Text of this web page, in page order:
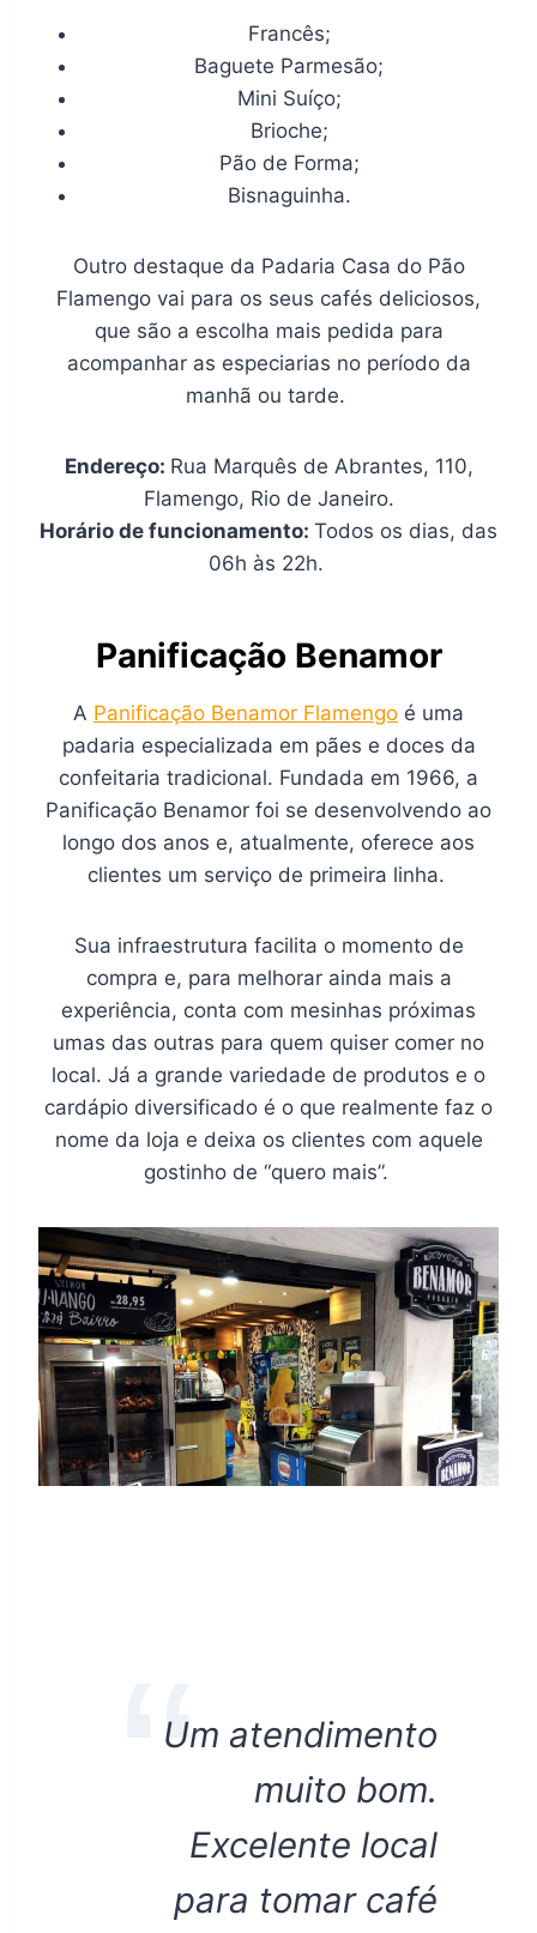
Francês;
Baguete Parmesão;
Mini Suíço;
Brioche;
Pão de Forma;
Bisnaguinha.
Outro destaque da Padaria Casa do Pão
Flamengo vai para os seus cafés deliciosos,
que são a escolha mais pedida para
acompanhar as especiarias no período da
manhã ou tarde.
Endereço: Rua Marquês de Abrantes, 110,
Flamengo, Rio de Janeiro.
Horário de funcionamento: Todos os dias, das
06h às 22h.
Panificação Benamor
A Panificação Benamor Flamengo é uma
padaria especializada em pães e doces da
confeitaria tradicional. Fundada em 1966, a
Panificação Benamor foi se desenvolvendo ao
longo dos anos e, atualmente, oferece aos
clientes um serviço de primeira linha.
Sua infraestrutura facilita o momento de
compra e, para melhorar ainda mais a
experiência, conta com mesinhas próximas
umas das outras para quem quiser comer no
local. Já a grande variedade de produtos e o
cardápio diversificado é o que realmente faz o
nome da loja e deixa os clientes com aquele
gostinho de “quero mais”.
Um atendimento
muito bom.
Excelente local
para tomar café